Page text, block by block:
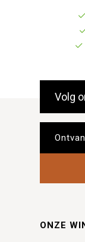
Volg
ONZE